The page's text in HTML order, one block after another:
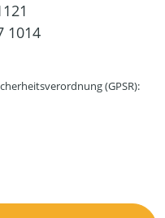
1014
(GPSR):